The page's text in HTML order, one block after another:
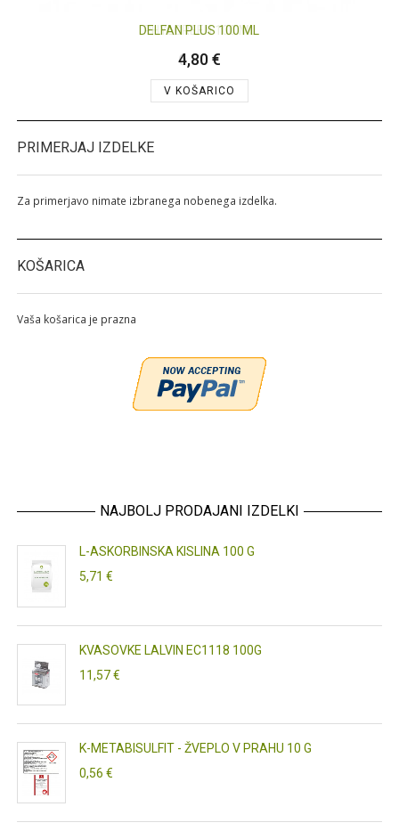
DELFAN PLUS 100 ML
4,80 €
V KOŠARICO
PHYLGREEN 100 ML
6,30 €
V KOŠARICO
PRIMERJAJ IZDELKE
Za primerjavo nimate izbranega nobenega izdelka.
KOŠARICA
Vaša košarica je prazna
NAJBOLJ PRODAJANI IZDELKI
L-ASKORBINSKA KISLINA 100 G
5,71 €
KVASOVKE LALVIN EC1118 100G
11,57 €
K-METABISULFIT - ŽVEPLO V PRAHU 10 G
0,56 €